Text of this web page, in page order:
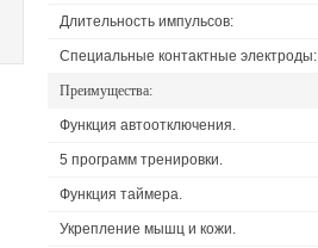
Длительность импульсов:
Специальные контактные электроды:
Преимущества:
Функция автоотключения.
5 программ тренировки.
Функция таймера.
Укрепление мышц и кожи.